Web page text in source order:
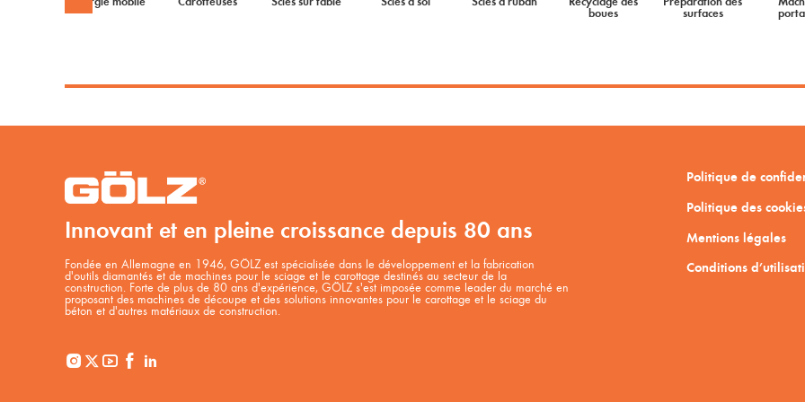
boues
surfaces
Innovant et en pleine croissance depuis 80 ans
Fondée en Allemagne en 1946, GÖLZ est spécialisée dans le développement et la fabrication
d'outils diamantés et de machines pour le sciage et le carottage destinés au secteur de la
construction. Forte de plus de 80 ans d'expérience, GÖLZ s'est imposée comme leader du marché en
proposant des machines de découpe et des solutions innovantes pour le carottage et le sciage du
béton et d'autres matériaux de construction.
Politique de
Politique des
Mentions légales
Conditions